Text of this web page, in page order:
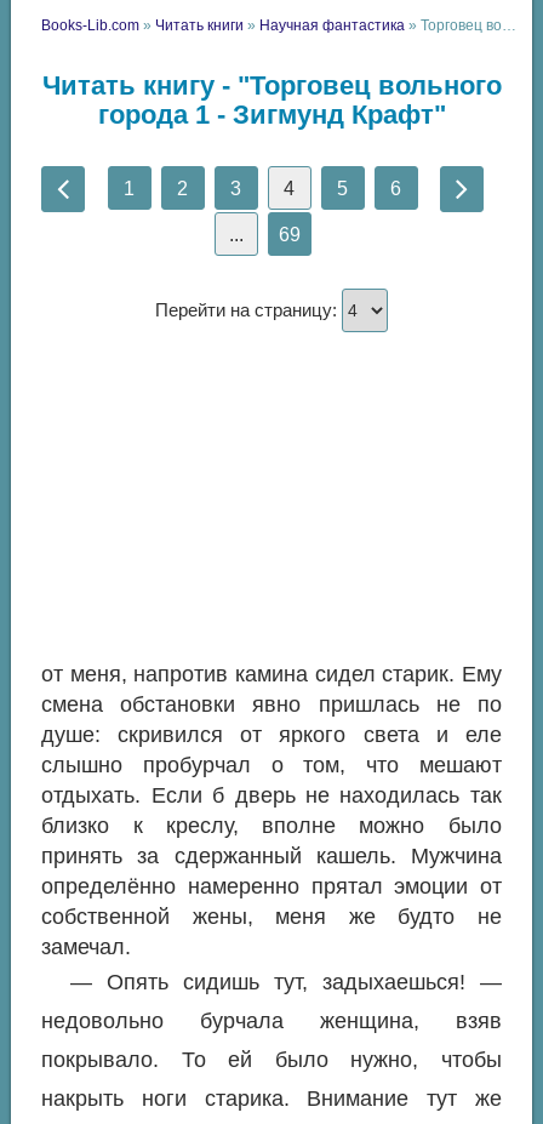
Books-Lib.com » Читать книги » Научная фантастика » Торговец вольного города 1 - Зигмунд Крафт
Читать книгу - "Торговец вольного
города 1 - Зигмунд Крафт"
1 2 3 4 5 6
... 69
Перейти на страницу:
от меня, напротив камина сидел старик. Ему
смена обстановки явно пришлась не по
душе: скривился от яркого света и еле
слышно пробурчал о том, что мешают
отдыхать. Если б дверь не находилась так
близко к креслу, вполне можно было
принять за сдержанный кашель. Мужчина
определённо намеренно прятал эмоции от
собственной жены, меня же будто не
замечал.
— Опять сидишь тут, задыхаешься! —
недовольно бурчала женщина, взяв
покрывало. То ей было нужно, чтобы
накрыть ноги старика. Внимание тут же